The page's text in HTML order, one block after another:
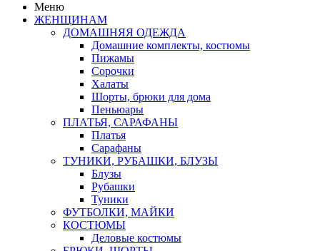
Меню
ЖЕНЩИНАМ
ДОМАШНЯЯ ОДЕЖДА
Домашние комплекты, костюмы
Пижамы
Сорочки
Халаты
Шорты, брюки для дома
Пеньюары
ПЛАТЬЯ, САРАФАНЫ
Платья
Сарафаны
ТУНИКИ, РУБАШКИ, БЛУЗЫ
Блузы
Рубашки
Туники
ФУТБОЛКИ, МАЙКИ
КОСТЮМЫ
Деловые костюмы